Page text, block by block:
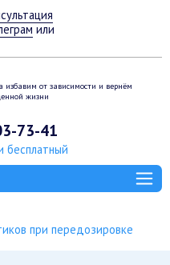
или
избавим от зависимости и вернём
жизни
73-41
бесплатный
при передозировке